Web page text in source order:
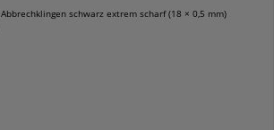
Abbrechklingen schwarz extrem scharf (18 × 0,5 mm)